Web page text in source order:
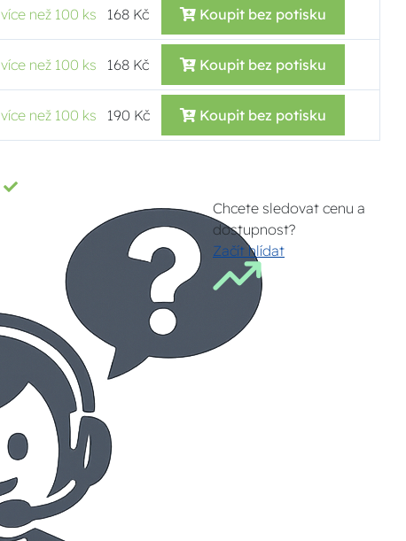
více než 100 ks 168 Kč Koupit bez potisku
více než 100 ks 168 Kč Koupit bez potisku
více než 100 ks 190 Kč Koupit bez potisku
Chcete sledovat cenu a
dostupnost?
Začít hlídat